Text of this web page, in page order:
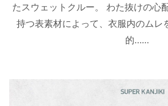
たスウェットクルー。 わた抜けの心
持つ表素材によって、衣服内のムレ
的…...